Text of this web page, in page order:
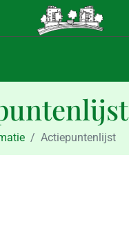
Actiepuntenlijst